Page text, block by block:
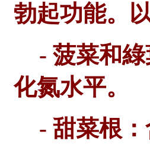
勃起功能。
- 菠菜和
化氮水平。
- 甜菜根